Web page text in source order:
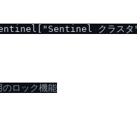
のロック機能